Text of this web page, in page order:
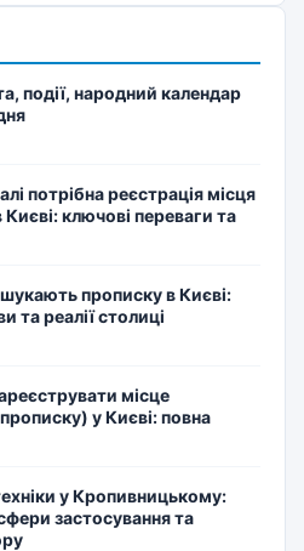
події, народний календар
потрібна реєстрація місця
ключові переваги та
прописку в Києві:
та реалії столиці
місце
у Києві: повна
у Кропивницькому:
застосування та